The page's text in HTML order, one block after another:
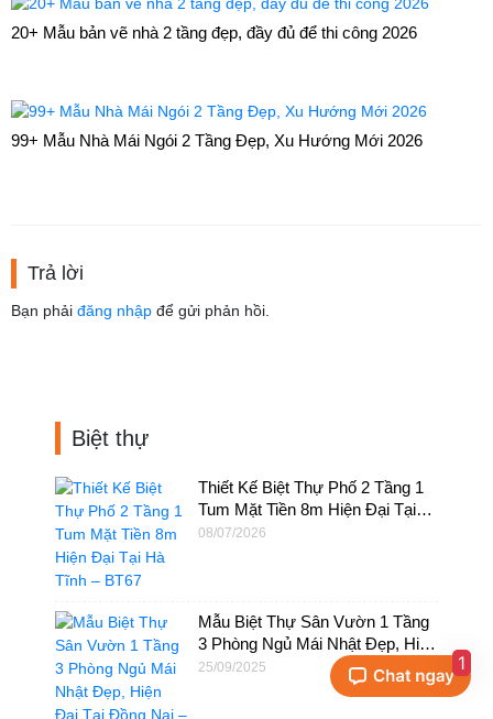
20+ Mẫu bản vẽ nhà 2 tầng đẹp, đầy đủ để thi công 2026
99+ Mẫu Nhà Mái Ngói 2 Tầng Đẹp, Xu Hướng Mới 2026
Trả lời
Bạn phải đăng nhập để gửi phản hồi.
Biệt thự
Thiết Kế Biệt Thự Phố 2 Tầng 1
Tum Mặt Tiền 8m Hiện Đại Tại
Hà Tĩnh – BT67
08/07/2026
Mẫu Biệt Thự Sân Vườn 1 Tầng
3 Phòng Ngủ Mái Nhật Đẹp, Hiện
Đại Tại Đồng Nai – BTV36
25/09/2025 1